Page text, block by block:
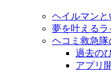
ヘイルマン
夢を叶える
ヘコミ救急隊
過去の
アプリ